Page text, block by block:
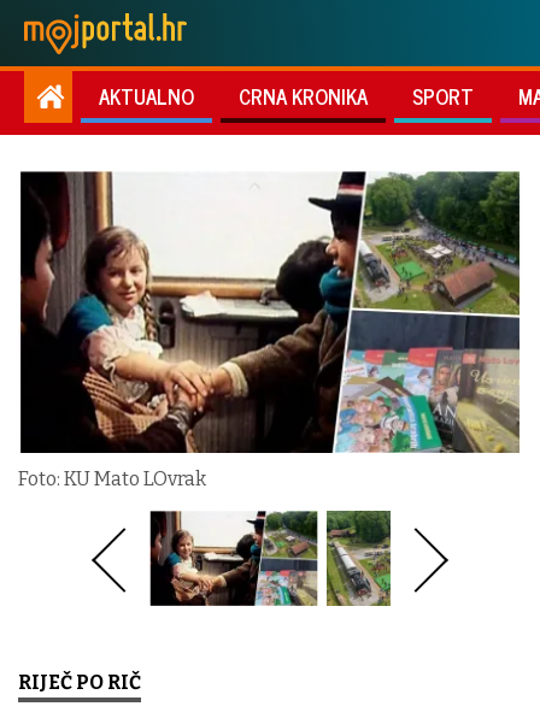
AKTUALNO CRNA KRONIKA SPORT
Foto: KU Mato LOvrak
RIJEČ PO RIČ